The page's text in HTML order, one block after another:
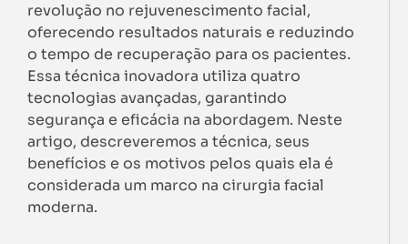
revolução no rejuvenescimento facial,
oferecendo resultados naturais e reduzindo
o tempo de recuperação para os pacientes.
Essa técnica inovadora utiliza quatro
tecnologias avançadas, garantindo
segurança e eficácia na abordagem. Neste
artigo, descreveremos a técnica, seus
benefícios e os motivos pelos quais ela é
considerada um marco na cirurgia facial
moderna.